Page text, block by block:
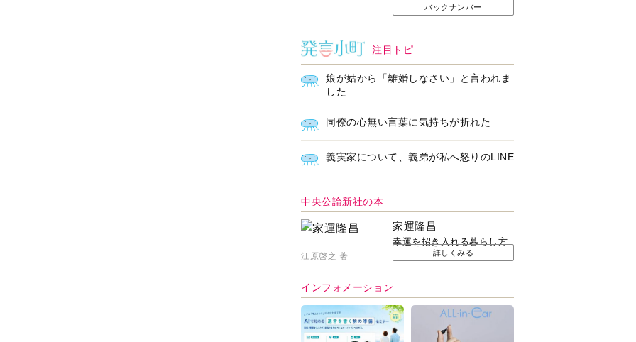
バックナンバー
注目トピ
娘が姑から「離婚しなさい」と言われま
した
同僚の心無い言葉に気持ちが折れた
義実家について、義弟が私へ怒りのLINE
中央公論新社の本
家運隆昌
幸運を招き入れる暮らし方
江原啓之 著 詳しくみる
インフォメーション